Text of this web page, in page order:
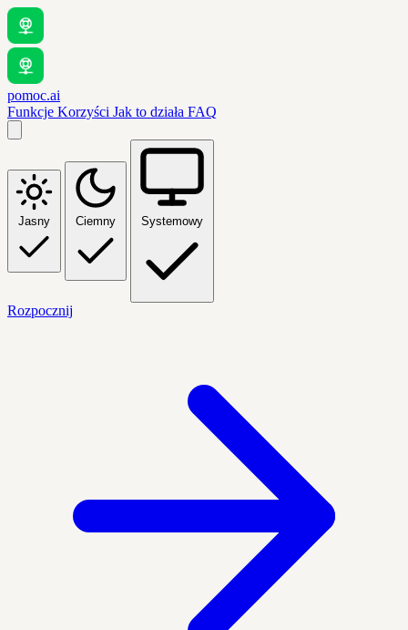
pomoc.ai
Funkcje Korzyści Jak to działa FAQ
Jasny Ciemny Systemowy
Rozpocznij